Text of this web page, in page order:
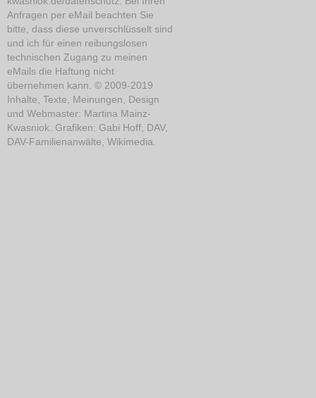
Anfragen per eMail beachten Sie
bitte, dass diese unverschlüsselt sind
und ich für einen reibungslosen
technischen Zugang zu meinen
eMails die Haftung nicht
übernehmen kann. © 2009-2019
Inhalte, Texte, Meinungen, Design
und Webmaster: Martina Mainz-
Kwasniok. Grafiken: Gabi Hoff, DAV,
DAV-Familienanwälte, Wikimedia.